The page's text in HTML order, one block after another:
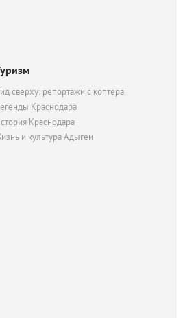
сверху: репортажи с коптера
Краснодара
Краснодара
и культура Адыгеи